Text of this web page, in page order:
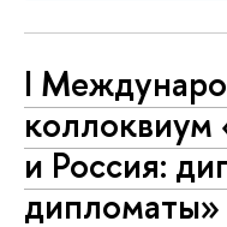
I
и Россия:
дипломаты»